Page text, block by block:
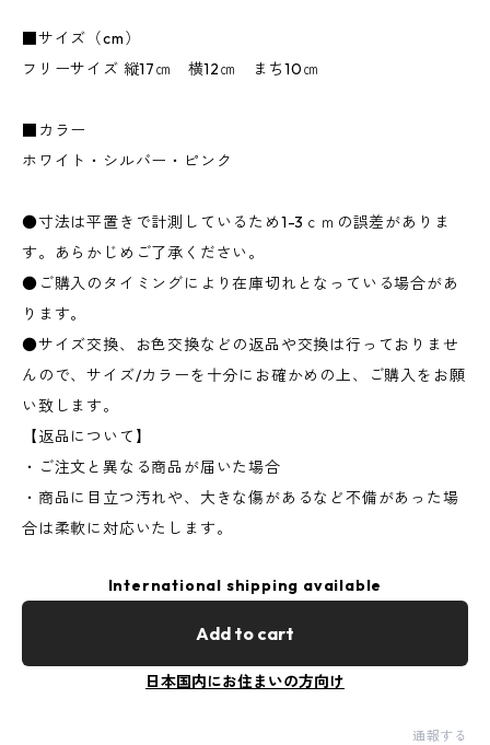
■サイズ（cm）
フリーサイズ 縦17㎝ 横12㎝ まち10㎝
■カラー
ホワイト・シルバー・ピンク
●寸法は平置きで計測しているため1-3ｃｍの誤差がありま
す。あらかじめご了承ください。
●ご購入のタイミングにより在庫切れとなっている場合があ
ります。
●サイズ交換、お色交換などの返品や交換は行っておりませ
んので、サイズ/カラーを十分にお確かめの上、ご購入をお願
い致します。
【返品について】
・ご注文と異なる商品が届いた場合
・商品に目立つ汚れや、大きな傷があるなど不備があった場
合は柔軟に対応いたします。
International shipping available
Add to cart
日本国内にお住まいの方向け
通報する